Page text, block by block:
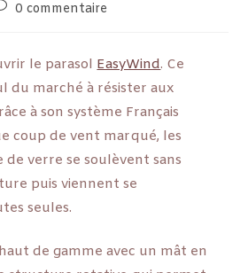
0 commentaire
le parasol EasyWind. Ce
du marché à résister aux
à son système Français
coup de vent marqué, les
de verre se soulèvent sans
puis viennent se
seules.
de gamme avec un mât en